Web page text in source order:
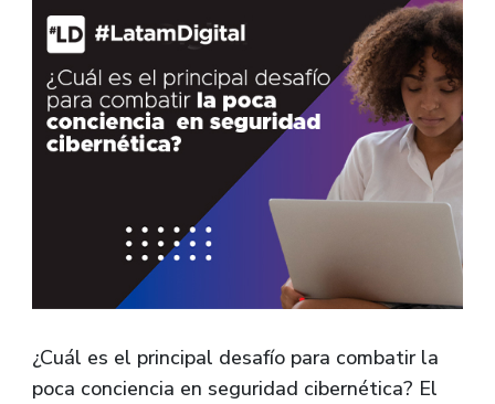
¿Cuál es el principal desafío para combatir la
poca conciencia en seguridad cibernética? El